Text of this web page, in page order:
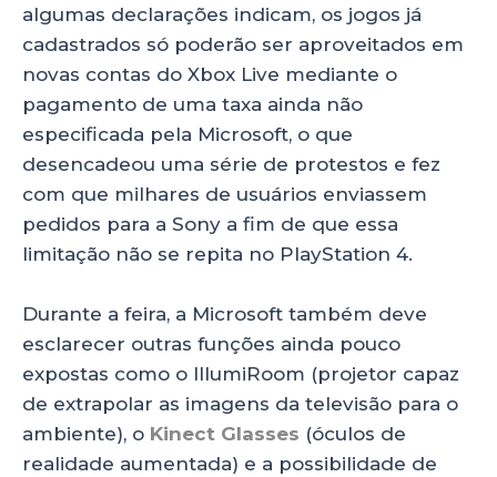
algumas declarações indicam, os jogos já
cadastrados só poderão ser aproveitados em
novas contas do Xbox Live mediante o
pagamento de uma taxa ainda não
especificada pela Microsoft, o que
desencadeou uma série de protestos e fez
com que milhares de usuários enviassem
pedidos para a Sony a fim de que essa
limitação não se repita no PlayStation 4.
Durante a feira, a Microsoft também deve
esclarecer outras funções ainda pouco
expostas como o IllumiRoom (projetor capaz
de extrapolar as imagens da televisão para o
ambiente), o Kinect Glasses (óculos de
realidade aumentada) e a possibilidade de